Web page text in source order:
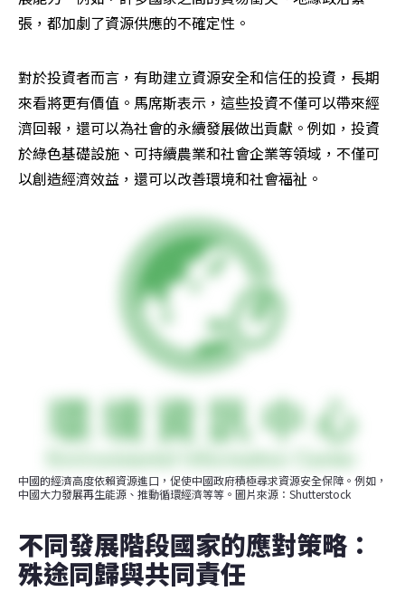
張，都加劇了資源供應的不確定性。
對於投資者而言，有助建立資源安全和信任的投資，長期
來看將更有價值。馬席斯表示，這些投資不僅可以帶來經
濟回報，還可以為社會的永續發展做出貢獻。例如，投資
於綠色基礎設施、可持續農業和社會企業等領域，不僅可
以創造經濟效益，還可以改善環境和社會福祉。
中國的經濟高度依賴資源進口，促使中國政府積極尋求資源安全保障。例如，
中國大力發展再生能源、推動循環經濟等等。圖片來源：Shutterstock
不同發展階段國家的應對策略：
殊途同歸與共同責任